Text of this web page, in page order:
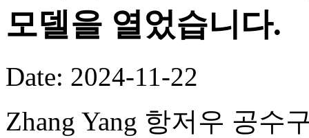
모델을 열었습니다.
Date: 2024-11-22
Zhang Yang 항저우 공수